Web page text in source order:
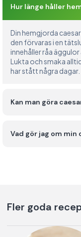
Hur länge håller
Din hemgjorda
den förvaras i en
innehåller råa
Lukta och smaka
har stått några dagar.
Kan man göra
Vad gör jag om
Fler goda